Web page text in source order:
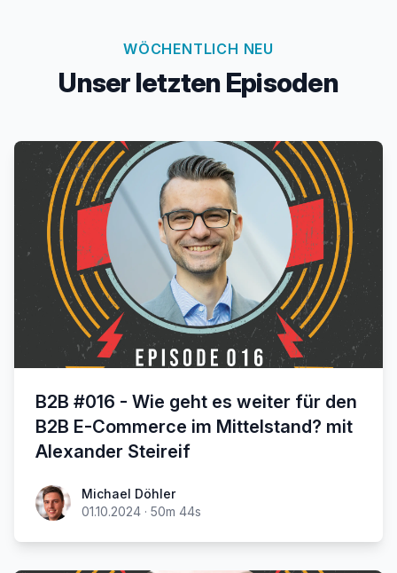
WÖCHENTLICH NEU
Unser letzten Episoden
B2B #016 - Wie geht es weiter für den
B2B E-Commerce im Mittelstand? mit
Alexander Steireif
Michael Döhler
01.10.2024 · 50m 44s